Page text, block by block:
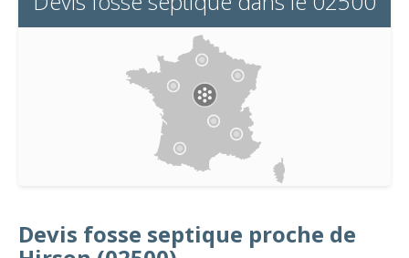
Devis fosse septique proche de